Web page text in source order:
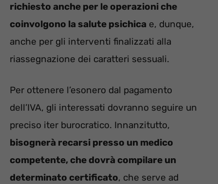
richiesto anche per le operazioni che
coinvolgono la salute psichica e, dunque,
anche per gli interventi finalizzati alla
riassegnazione dei caratteri sessuali.
Per ottenere l’esonero dal pagamento
dell’IVA, gli interessati dovranno seguire un
preciso iter burocratico. Innanzitutto,
bisognerà recarsi presso un medico
competente, che dovrà compilare un
determinato certificato, che serve ad